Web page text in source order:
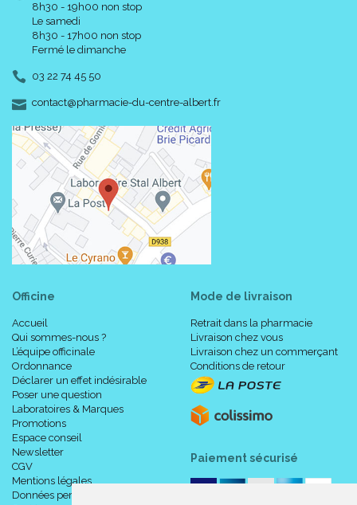
8h30 - 19h00 non stop
Le samedi
8h30 - 17h00 non stop
Fermé le dimanche
03 22 74 45 50
contact-
@-
pharmacie-du-centre-albert.fr
Officine
Accueil
Qui sommes-nous ?
L’équipe officinale
Ordonnance
Déclarer un effet indésirable
Poser une question
Laboratoires & Marques
Promotions
Espace conseil
Newsletter
CGV
Mentions légales
Données personnelles
Mode de livraison
Retrait dans la pharmacie
Livraison chez vous
Livraison chez un commerçant
Conditions de retour
Paiement sécurisé